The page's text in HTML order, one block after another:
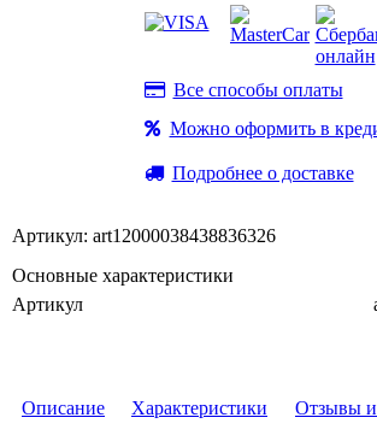
Артикул: art12000038438836326
Все способы оплаты
Можно оформить в
Подробнее о доставке
Основные характеристики
Артикул
Описание Характеристики Отзывы